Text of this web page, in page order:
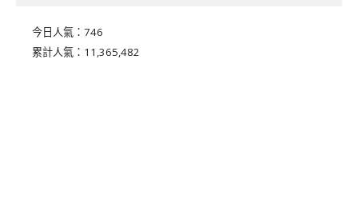
今日人氣： 746
累計人氣： 11,365,482